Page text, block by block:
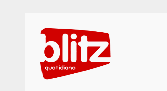
content